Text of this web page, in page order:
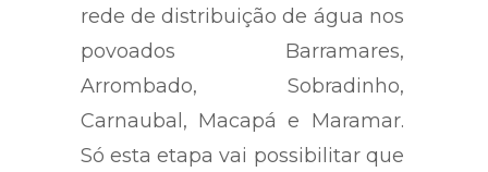
rede de distribuição de água nos
povoados Barramares,
Arrombado, Sobradinho,
Carnaubal, Macapá e Maramar.
Só esta etapa vai possibilitar que